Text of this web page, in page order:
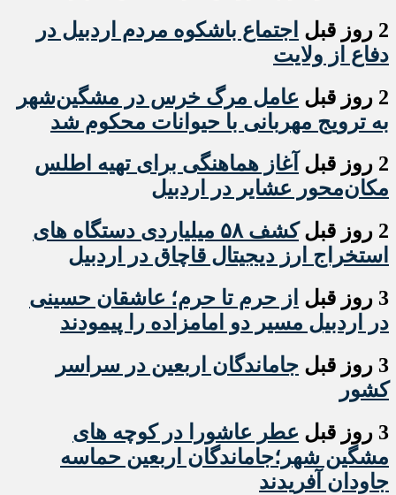
2 روز قبل
اجتماع باشکوه مردم اردبیل در
دفاع از ولایت
2 روز قبل
عامل مرگ خرس در مشگین‌شهر
به ترویج مهربانی با حیوانات محکوم شد
2 روز قبل
آغاز هماهنگی برای تهیه اطلس
مکان‌محور عشایر در اردبیل
2 روز قبل
کشف ۵۸ میلیاردی دستگاه های
استخراج ارز دیجیتال قاچاق در اردبیل
3 روز قبل
از حرم تا حرم؛ عاشقان حسینی
در اردبیل مسیر دو امامزاده را پیمودند
3 روز قبل
جاماندگان اربعین در سراسر
کشور
3 روز قبل
عطر عاشورا در کوچه های
مشگین شهر؛جاماندگان اربعین حماسه
جاودان آفریدند